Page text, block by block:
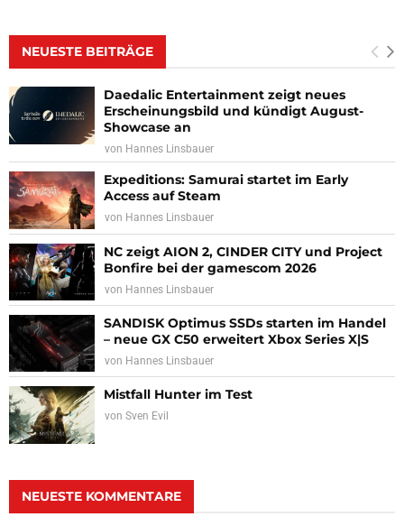
NEUESTE BEITRÄGE
Daedalic Entertainment zeigt neues
Erscheinungsbild und kündigt August-
Showcase an
von Hannes Linsbauer
Expeditions: Samurai startet im Early
Access auf Steam
von Hannes Linsbauer
NC zeigt AION 2, CINDER CITY und Project
Bonfire bei der gamescom 2026
von Hannes Linsbauer
SANDISK Optimus SSDs starten im Handel
– neue GX C50 erweitert Xbox Series X|S
von Hannes Linsbauer
Mistfall Hunter im Test
von Sven Evil
NEUESTE KOMMENTARE